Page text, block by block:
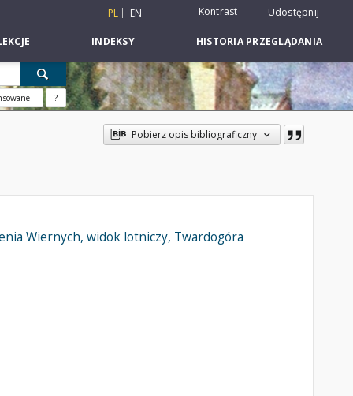
PL EN Kontrast Udostępnij
INDEKSY HISTORIA PRZEGLĄDANIA
?
Pobierz opis bibliograficzny
Wiernych, widok lotniczy, Twardogóra